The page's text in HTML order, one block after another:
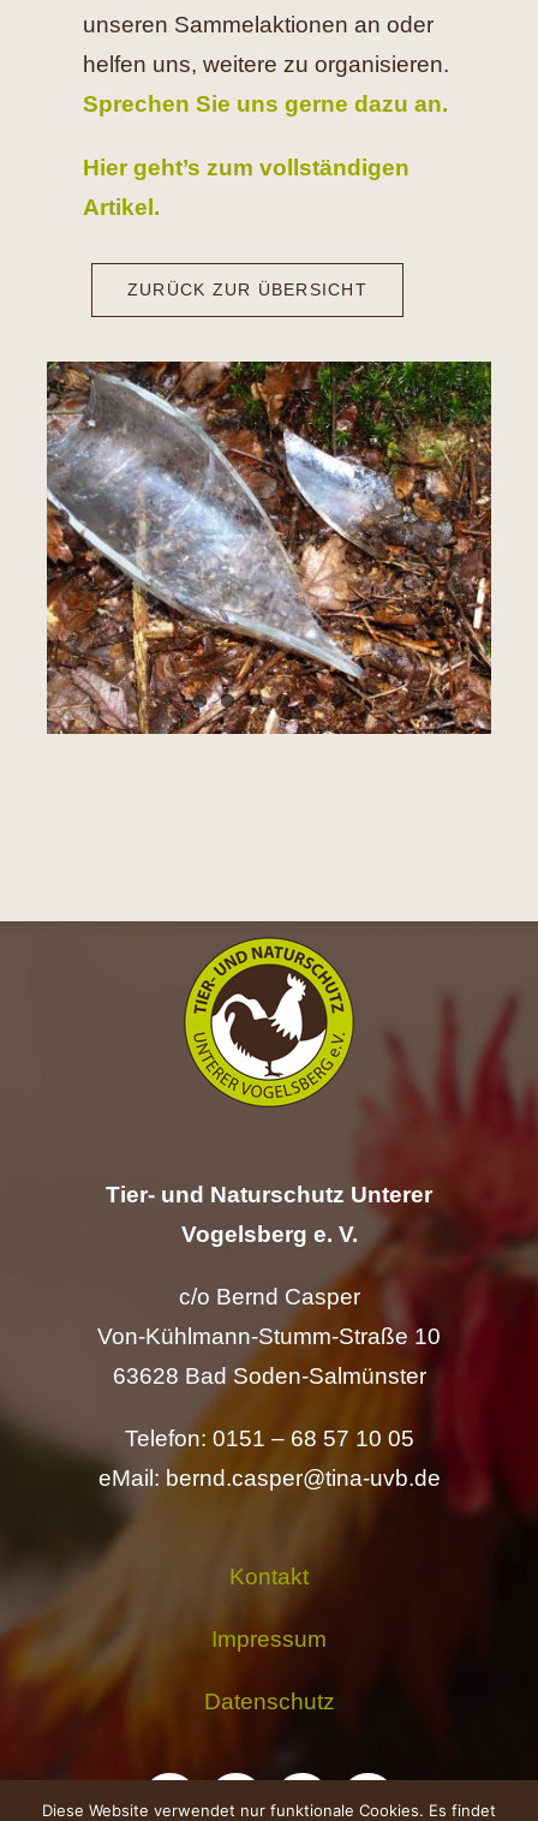
unseren Sammelaktionen an oder
helfen uns, weitere zu organisieren.
Sprechen Sie uns gerne dazu an.
Hier geht’s zum vollständigen
Artikel.
ZURÜCK ZUR ÜBERSICHT
Tier- und Naturschutz Unterer
Vogelsberg e. V.
c/o Bernd Casper
Von-Kühlmann-Stumm-Straße 10
63628 Bad Soden-Salmünster
Telefon: 0151 – 68 57 10 05
eMail: bernd.casper@tina-uvb.de
Kontakt
Impressum
Datenschutz
Diese Website verwendet nur funktionale Cookies. Es findet